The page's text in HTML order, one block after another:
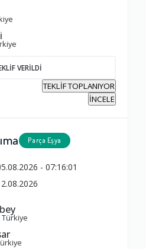
VERİLDİ
TEKLİF TOPLANIYOR
İNCELE
Parça Eşya
- 07:16:01